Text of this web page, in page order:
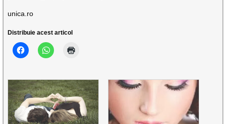
unica.ro
Distribuie acest articol